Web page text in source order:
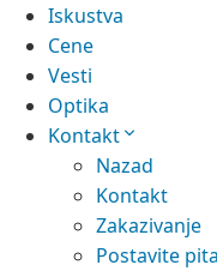
Iskustva
Cene
Vesti
Optika
Kontakt
Nazad
Kontakt
Zakazivanje
Postavite